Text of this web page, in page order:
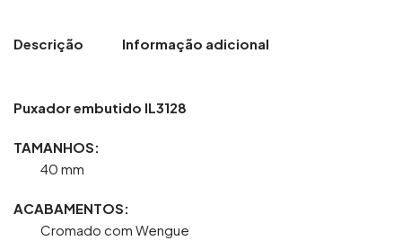
Descrição Informação adicional
Puxador embutido IL3128
TAMANHOS:
40 mm
ACABAMENTOS:
Cromado com Wengue